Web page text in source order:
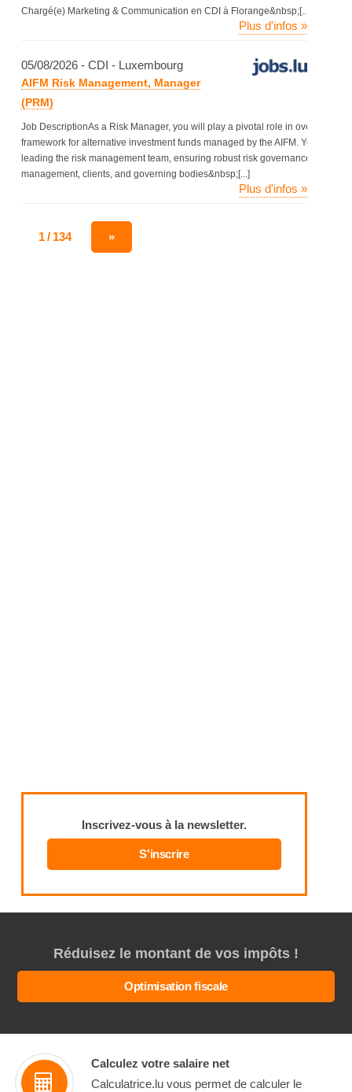
Chargé(e) Marketing & Communication en CDI à Florange&nbsp;[...]
Plus d'infos »
05/08/2026 - CDI - Luxembourg
AIFM Risk Management, Manager
(PRM)
Job DescriptionAs a Risk Manager, you will play a pivotal role in overseeing
framework for alternative investment funds managed by the AIFM. You will
leading the risk management team, ensuring robust risk governance, and
management, clients, and governing bodies&nbsp;[...]
Plus d'infos »
1 / 134 »
Inscrivez-vous à la newsletter.
S'inscrire
Réduisez le montant de vos impôts !
Optimisation fiscale
Calculez votre salaire net
Calculatrice.lu vous permet de calculer le